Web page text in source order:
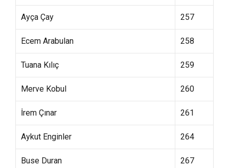
Ayça Çay 257
Ecem Arabulan 258
Tuana Kılıç 259
Merve Kobul 260
İrem Çınar 261
Aykut Enginler 264
Buse Duran 267